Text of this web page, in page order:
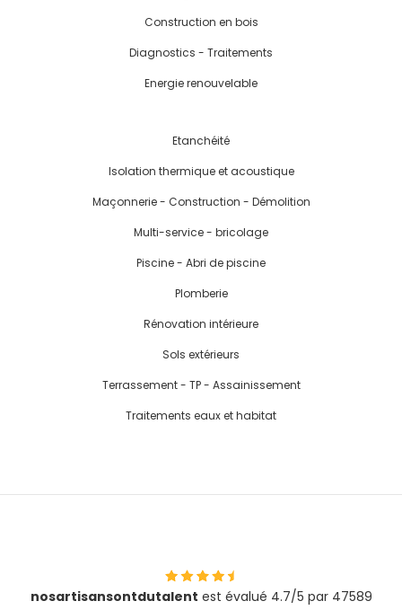
Construction en bois
Diagnostics - Traitements
Energie renouvelable
Etanchéité
Isolation thermique et acoustique
Maçonnerie - Construction - Démolition
Multi-service - bricolage
Piscine - Abri de piscine
Plomberie
Rénovation intérieure
Sols extérieurs
Terrassement - TP - Assainissement
Traitements eaux et habitat
nosartisansontdutalent est évalué 4.7/5 par 47589